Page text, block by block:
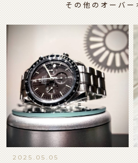
その他のオーバー
2025.05.05